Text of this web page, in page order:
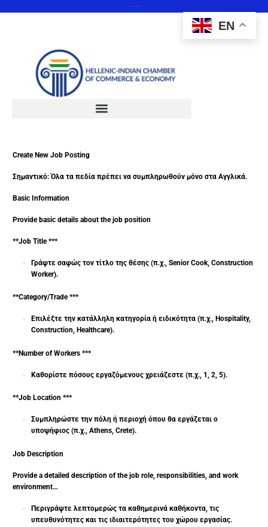
Create New Job Posting
Σημαντικό: Όλα τα πεδία πρέπει να συμπληρωθούν μόνο στα Αγγλικά.
Basic Information
Provide basic details about the job position
**Job Title ***
Γράψτε σαφώς τον τίτλο της θέσης (π.χ., Senior Cook, Construction
Worker).
**Category/Trade ***
Επιλέξτε την κατάλληλη κατηγορία ή ειδικότητα (π.χ., Hospitality,
Construction, Healthcare).
**Number of Workers ***
Καθορίστε πόσους εργαζόμενους χρειάζεστε (π.χ., 1, 2, 5).
**Job Location ***
Συμπληρώστε την πόλη ή περιοχή όπου θα εργάζεται ο
υποψήφιος (π.χ., Athens, Crete).
Job Description
Provide a detailed description of the job role, responsibilities, and work
environment…
Περιγράψτε λεπτομερώς τα καθημερινά καθήκοντα, τις
υπευθυνότητες και τις ιδιαιτερότητες του χώρου εργασίας.
EN